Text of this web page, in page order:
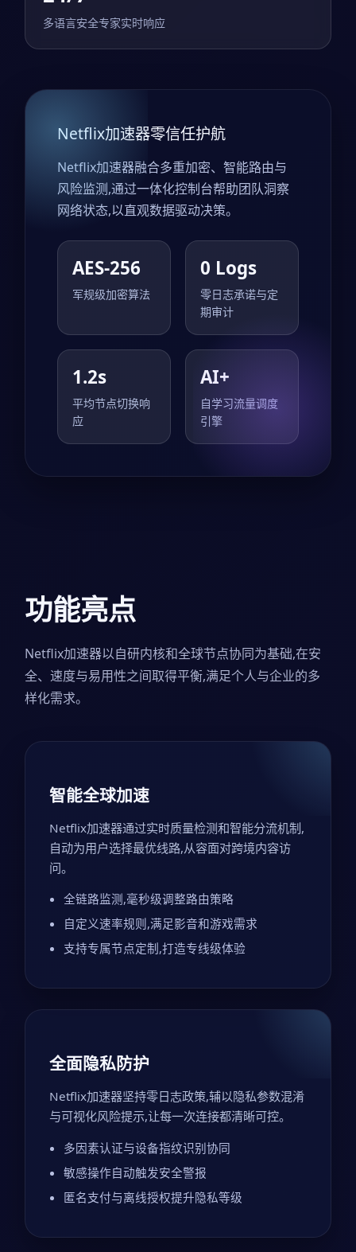
多语言安全专家实时响应
Netflix加速器零信任护航
Netflix加速器融合多重加密、智能路由与
风险监测,通过一体化控制台帮助团队洞察
网络状态,以直观数据驱动决策。
AES-256
军规级加密算法
0 Logs
零日志承诺与定
期审计
1.2s
平均节点切换响
应
AI+
自学习流量调度
引擎
功能亮点
Netflix加速器以自研内核和全球节点协同为基础,在安
全、速度与易用性之间取得平衡,满足个人与企业的多
样化需求。
智能全球加速
Netflix加速器通过实时质量检测和智能分流机制,
自动为用户选择最优线路,从容面对跨境内容访
问。
全链路监测,毫秒级调整路由策略
自定义速率规则,满足影音和游戏需求
支持专属节点定制,打造专线级体验
全面隐私防护
Netflix加速器坚持零日志政策,辅以隐私参数混淆
与可视化风险提示,让每一次连接都清晰可控。
多因素认证与设备指纹识别协同
敏感操作自动触发安全警报
匿名支付与离线授权提升隐私等级